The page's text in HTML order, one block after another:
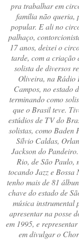
pra trabalhar em
família não queria,
popular. E ali no
palhaço,
17 anos, deixei o
tarde, com a criação
solista de diversos
Oliveira, na Rádio
Campos, no estado
terminando como
que o Brasil teve.
estúdios de TV do
solistas, como Baden
Sílvio Caldas,
Jackson do
Rio, de São Paulo,
tocando Jazz e
tenho mais de 81
chave do estado de
música
apresentar na posse
em 1995, e
em divulgar o